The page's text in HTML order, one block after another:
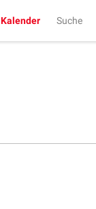
Kalender Suche